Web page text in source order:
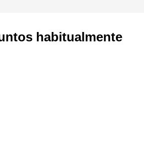
habitualmente